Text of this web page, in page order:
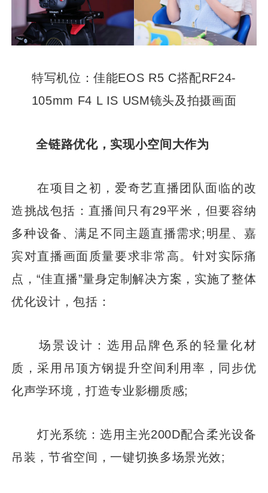
特写机位：佳能EOS R5 C搭配RF24-
105mm F4 L IS USM镜头及拍摄画面
全链路优化，实现小空间大作为
在项目之初，爱奇艺直播团队面临的改
造挑战包括：直播间只有29平米，但要容纳
多种设备、满足不同主题直播需求;明星、嘉
宾对直播画面质量要求非常高。针对实际痛
点，“佳直播”量身定制解决方案，实施了整体
优化设计，包括：
场景设计：选用品牌色系的轻量化材
质，采用吊顶方钢提升空间利用率，同步优
化声学环境，打造专业影棚质感;
灯光系统：选用主光200D配合柔光设备
吊装，节省空间，一键切换多场景光效;